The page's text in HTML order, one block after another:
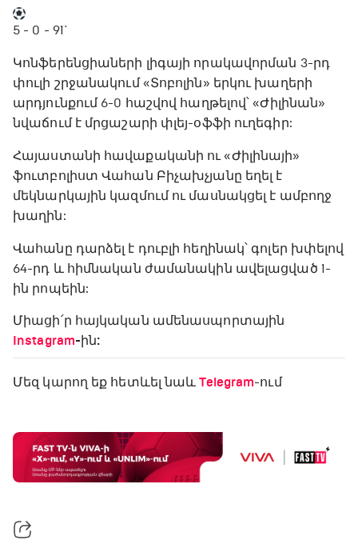
5 - 0 - 91`
Կոնֆերենցիաների լիգայի որակավորման 3-րդ
փուլի շրջանակում «Տոբոլին» երկու խաղերի
արդյունքում 6-0 հաշվով հաղթելով՝ «Ժիլինան»
նվաճում է մրցաշարի փլեյ-օֆֆի ուղեգիր:
Հայաստանի հավաքականի ու «Ժիլինայի»
ֆուտբոլիստ Վահան Բիչախչյանը եղել է
մեկնարկային կազմում ու մասնակցել է ամբողջ
խաղին:
Վահանը դարձել է դուբլի հեղինակ՝ գոլեր խփելով
64-րդ և հիմնական ժամանակին ավելացված 1-
ին րոպեին:
Միացի՛ր հայկական ամենասպորտային
Instagram-ին:
Մեզ կարող եք հետևել նաև Telegram-ում